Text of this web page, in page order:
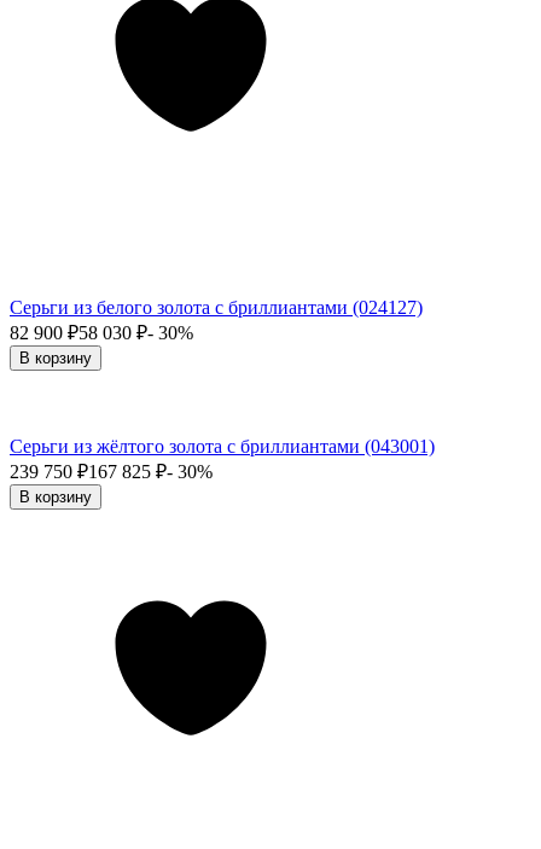
Серьги из жёлтого золота с бриллиантами (043001)
239 750 ₽167 825 ₽- 30%
В корзину
Серьги из белого золота с бриллиантами (024127)
82 900 ₽58 030 ₽- 30%
В корзину